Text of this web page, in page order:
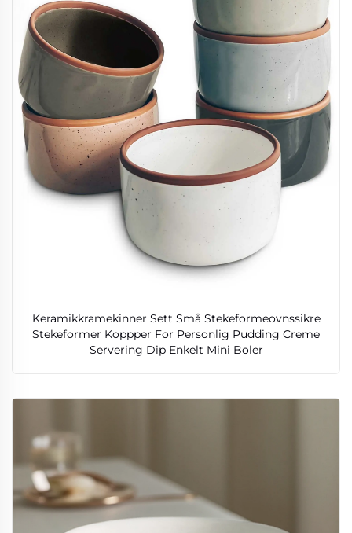
Keramikkramekinner Sett Små Stekeformeovnssikre
Stekeformer Koppper For Personlig Pudding Creme
Servering Dip Enkelt Mini Boler